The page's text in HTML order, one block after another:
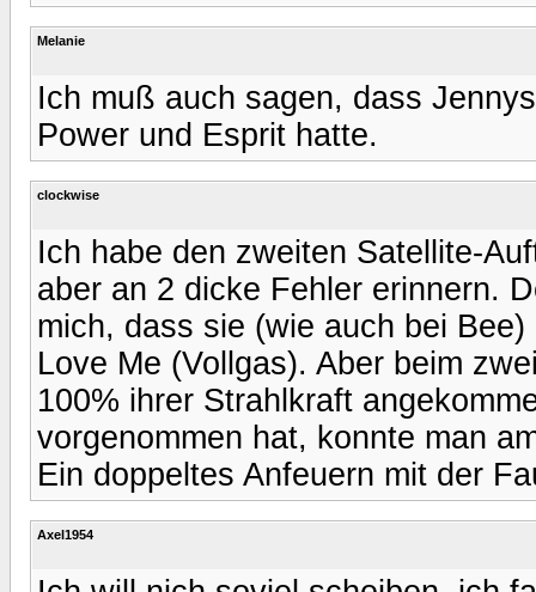
Melanie
Ich muß auch sagen, dass
Power und Esprit hatte.
clockwise
Ich habe den zweiten Satellite-
aber an 2 dicke Fehler erinnern.
mich, dass sie (wie auch bei
Love Me (Vollgas). Aber beim
100% ihrer Strahlkraft
vorgenommen hat, konnte man
Ein doppeltes Anfeuern mit der
Axel1954